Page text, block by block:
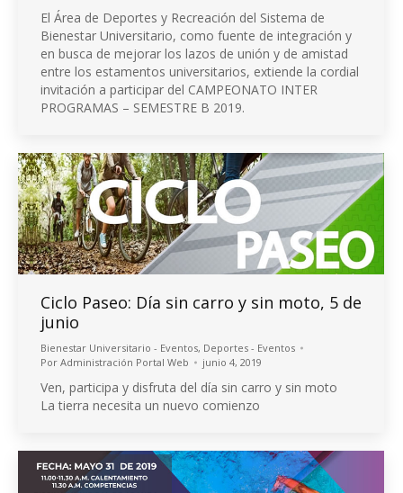
El Área de Deportes y Recreación del Sistema de
Bienestar Universitario, como fuente de integración y
en busca de mejorar los lazos de unión y de amistad
entre los estamentos universitarios, extiende la cordial
invitación a participar del CAMPEONATO INTER
PROGRAMAS – SEMESTRE B 2019.
Ciclo Paseo: Día sin carro y sin moto, 5 de
junio
Bienestar Universitario - Eventos, Deportes - Eventos
Por Administración Portal Web junio 4, 2019
Ven, participa y disfruta del día sin carro y sin moto
La tierra necesita un nuevo comienzo